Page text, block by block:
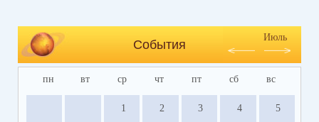
События
Июль
пн вт ср чт пт сб вс
1 2 3 4 5